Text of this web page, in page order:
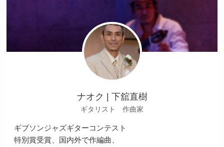
ナオク | 下舘直樹
ギタリスト 作曲家
ギブソンジャズギターコンテスト
特別賞受賞、国内外で作編曲、